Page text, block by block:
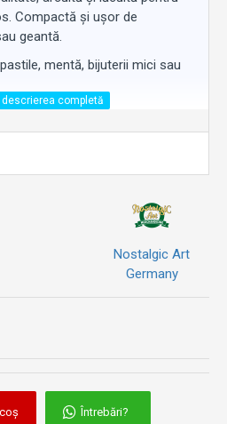
Compactă și ușor de
geantă.
mentă, bijuterii mici sau
orice ocazie.
Nostalgic Art
Germany
Întrebări?